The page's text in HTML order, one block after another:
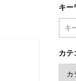
キー
カテ